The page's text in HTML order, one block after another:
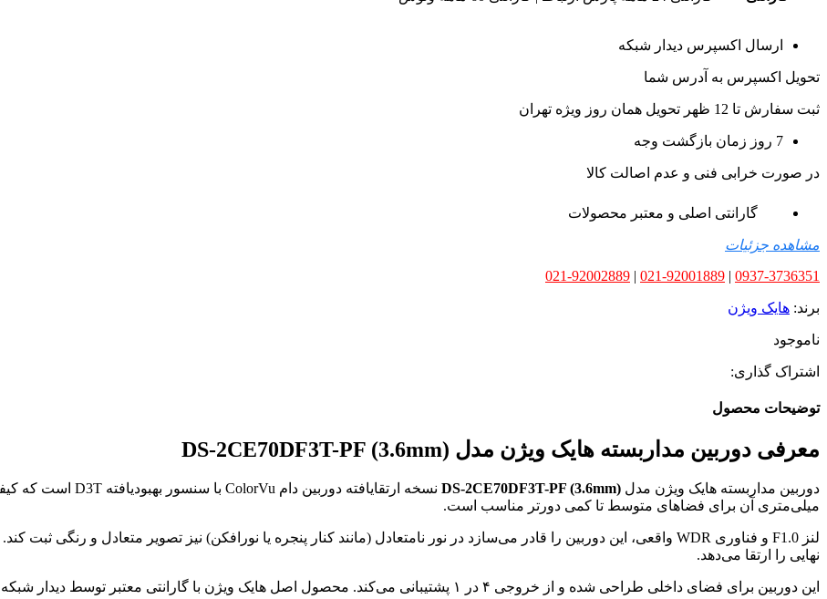
ارسال اکسپرس دیدار شبکه
تحویل اکسپرس به آدرس شما
ثبت سفارش تا 12 ظهر تحویل همان روز ویژه تهران
7 روز زمان بازگشت وجه
در صورت خرابی فنی و عدم اصالت کالا
گارانتی اصلی و معتبر محصولات
مشاهده جزئیات
0937-3736351
|
021-92001889
|
021-92002889
برند: هایک ویژن
ناموجود
اشتراک گذاری:
توضیحات محصول
معرفی دوربین مداربسته هایک ویژن مدل DS-2CE70DF3T-PF (3.6mm)
دوربین مداربسته هایک ویژن مدل DS-2CE70DF3T-PF (3.6mm)
میلی‌متری آن برای فضاهای متوسط تا کمی دورتر مناسب است.
نهایی را ارتقا می‌دهد.
این دوربین برای فضای داخلی طراحی شده و از خروجی ۴ در ۱ پشتیبانی می‌کند. محصول اصل هایک ویژن با گارانتی معتبر توسط دیدار شبکه عرضه می‌شود.